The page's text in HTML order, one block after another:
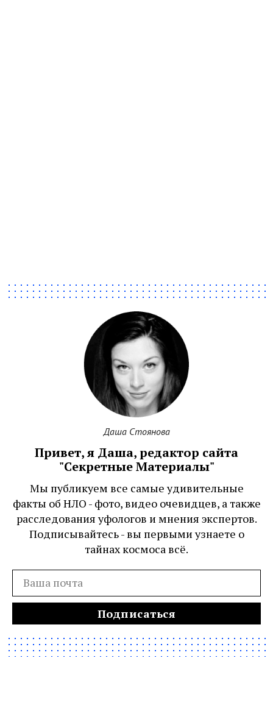
Даша Стоянова
Привет, я Даша, редактор сайта
"Секретные Материалы"
Мы публикуем все самые удивительные
факты об НЛО - фото, видео очевидцев, а также
расследования уфологов и мнения экспертов.
Подписывайтесь - вы первыми узнаете о
тайнах космоса всё.
Подписаться